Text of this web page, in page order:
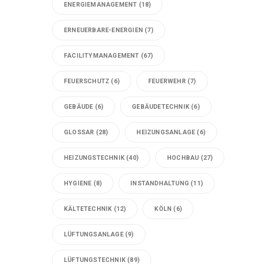
ENERGIEMANAGEMENT (18)
ERNEUERBARE-ENERGIEN (7)
FACILITYMANAGEMENT (67)
FEUERSCHUTZ (6) FEUERWEHR (7)
GEBÄUDE (6) GEBÄUDETECHNIK (6)
GLOSSAR (28) HEIZUNGSANLAGE (6)
HEIZUNGSTECHNIK (40) HOCHBAU (27)
HYGIENE (8) INSTANDHALTUNG (11)
KÄLTETECHNIK (12) KÖLN (6)
LÜFTUNGSANLAGE(9)
LÜFTUNGSTECHNIK (89)